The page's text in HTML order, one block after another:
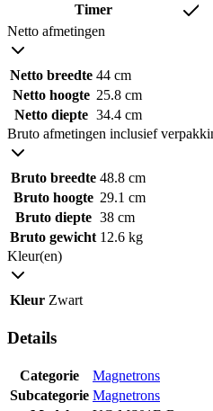
Timer
Netto afmetingen
Netto breedte 44 cm
Netto hoogte 25.8 cm
Netto diepte 34.4 cm
Bruto afmetingen inclusief
Bruto breedte 48.8 cm
Bruto hoogte 29.1 cm
Bruto diepte 38 cm
Bruto gewicht 12.6 kg
Kleur(en)
Kleur Zwart
Details
Categorie
Magnetrons
Subcategorie Magnetrons